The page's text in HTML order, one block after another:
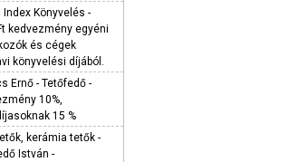
Index Könyvelés -
kedvezmény egyéni
és cégek
könyvelési díjából.
Ernő - Tetőfedő -
10%,
15 %
kerámia tetők -
István -